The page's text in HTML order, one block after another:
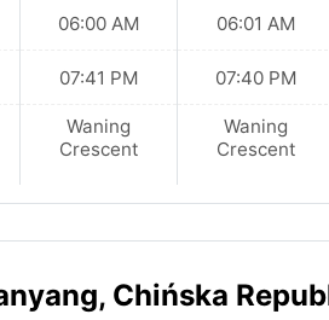
06:00 AM
07:41 PM
Waning
Crescent
06:01 AM
07:40 PM
Waning
Crescent
Chińska